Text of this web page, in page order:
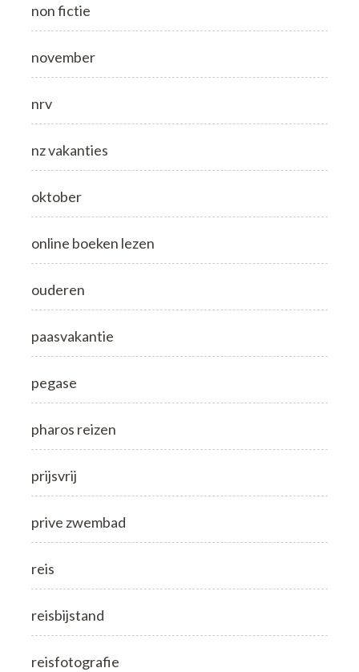
non fictie
november
nrv
nz vakanties
oktober
online boeken lezen
ouderen
paasvakantie
pegase
pharos reizen
prijsvrij
prive zwembad
reis
reisbijstand
reisfotografie